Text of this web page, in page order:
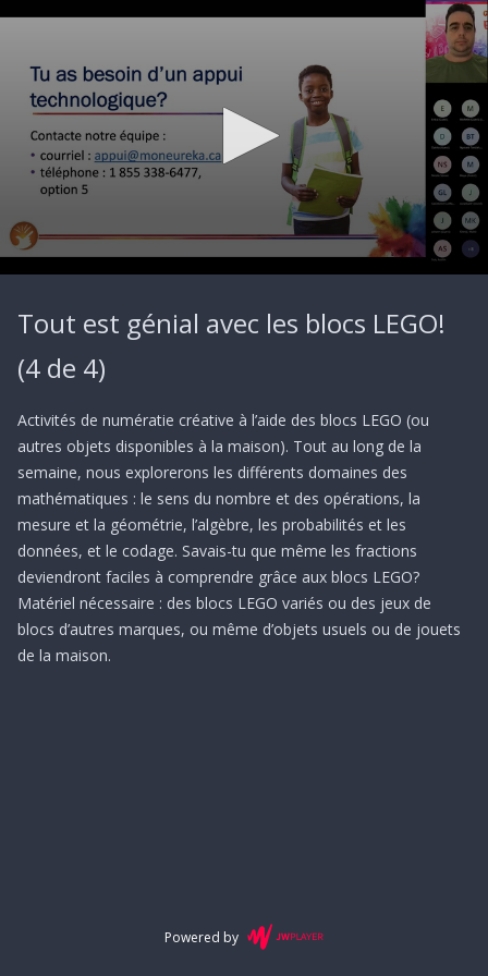
seconds
Tout est génial avec les blocs LEGO!
(4 de 4)
Activités de numératie créative à l’aide des blocs LEGO (ou
autres objets disponibles à la maison). Tout au long de la
semaine, nous explorerons les différents domaines des
mathématiques : le sens du nombre et des opérations, la
mesure et la géométrie, l’algèbre, les probabilités et les
données, et le codage. Savais-tu que même les fractions
deviendront faciles à comprendre grâce aux blocs LEGO?
Matériel nécessaire : des blocs LEGO variés ou des jeux de
blocs d’autres marques, ou même d’objets usuels ou de jouets
de la maison.
Powered by